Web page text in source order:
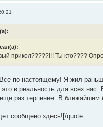
прикол?????!!! Ты кто????
по настоящему! Я жил
в реальность для всех нас.
еще раз терпение. В
сообщено здесь![/quote